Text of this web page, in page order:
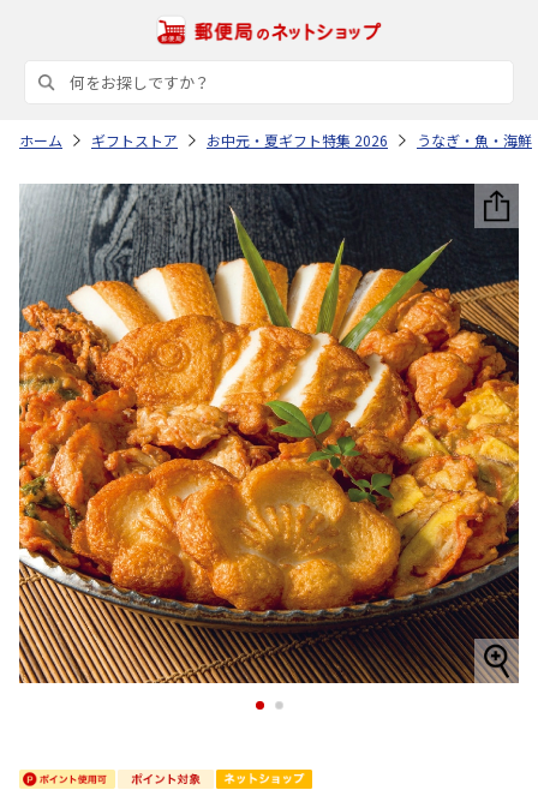
ホーム ギフトストア お中元・夏ギフト特集 2026 うなぎ・魚・海鮮
1 2